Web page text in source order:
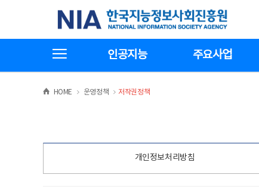
기
한국지능정보사회진흥원
인공지능 주요사업
HOME >운영정책 >
저작권정책
개인정보처리방침